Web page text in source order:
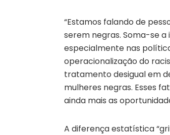
“Estamos falando de
serem negras. Soma-se
especialmente nas
operacionalização do
tratamento desigual em
mulheres negras. Esses
ainda mais as
A diferença estatística